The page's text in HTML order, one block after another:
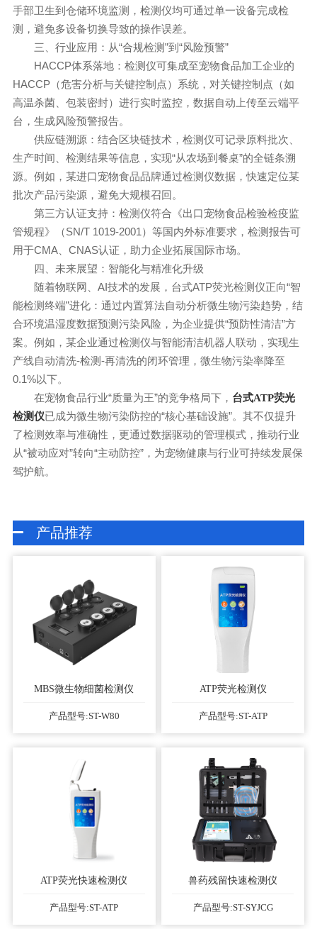
手部卫生到仓储环境监测，检测仪均可通过单一设备完成检
测，避免多设备切换导致的操作误差。
三、行业应用：从“合规检测”到“风险预警”
HACCP体系落地：检测仪可集成至宠物食品加工企业的
HACCP（危害分析与关键控制点）系统，对关键控制点（如
高温杀菌、包装密封）进行实时监控，数据自动上传至云端平
台，生成风险预警报告。
供应链溯源：结合区块链技术，检测仪可记录原料批次、
生产时间、检测结果等信息，实现“从农场到餐桌”的全链条溯
源。例如，某进口宠物食品品牌通过检测仪数据，快速定位某
批次产品污染源，避免大规模召回。
第三方认证支持：检测仪符合《出口宠物食品检验检疫监
管规程》（SN/T 1019-2001）等国内外标准要求，检测报告可
用于CMA、CNAS认证，助力企业拓展国际市场。
四、未来展望：智能化与精准化升级
随着物联网、AI技术的发展，台式ATP荧光检测仪正向“智
能检测终端”进化：通过内置算法自动分析微生物污染趋势，结
合环境温湿度数据预测污染风险，为企业提供“预防性清洁”方
案。例如，某企业通过检测仪与智能清洁机器人联动，实现生
产线自动清洗-检测-再清洗的闭环管理，微生物污染率降至
0.1%以下。
在宠物食品行业“质量为王”的竞争格局下， 台式ATP荧光
检测仪已成为微生物污染防控的“核心基础设施”。其不仅提升
了检测效率与准确性，更通过数据驱动的管理模式，推动行业
从“被动应对”转向“主动防控”，为宠物健康与行业可持续发展保
驾护航。
产品推荐
MBS微生物细菌检测仪
产品型号:ST-W80
ATP荧光检测仪
产品型号:ST-ATP
ATP荧光快速检测仪
产品型号:ST-ATP
兽药残留快速检测仪
产品型号:ST-SYJCG